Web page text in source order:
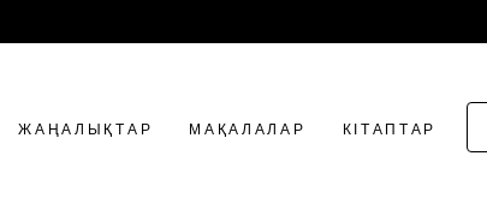
ЖАҢАЛЫҚТАР МАҚАЛАЛАР КІТАПТАР